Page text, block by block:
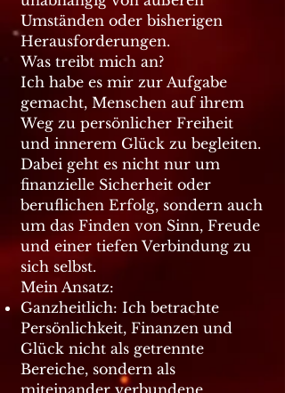
Umständen oder bisherigen
Herausforderungen.
Was treibt mich an?
Ich habe es mir zur Aufgabe
gemacht, Menschen auf ihrem
Weg zu persönlicher Freiheit
und innerem Glück zu begleiten.
Dabei geht es nicht nur um
finanzielle Sicherheit oder
beruflichen Erfolg, sondern auch
um das Finden von Sinn, Freude
und einer tiefen Verbindung zu
sich selbst.
Mein Ansatz:
Ganzheitlich: Ich betrachte
Persönlichkeit, Finanzen und
Glück nicht als getrennte
Bereiche, sondern als
miteinander verbundene